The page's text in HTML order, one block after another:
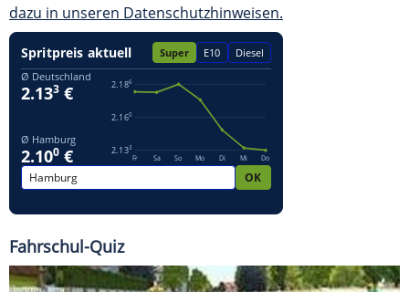
dazu in unseren Datenschutzhinweisen.
Fahrschul-Quiz